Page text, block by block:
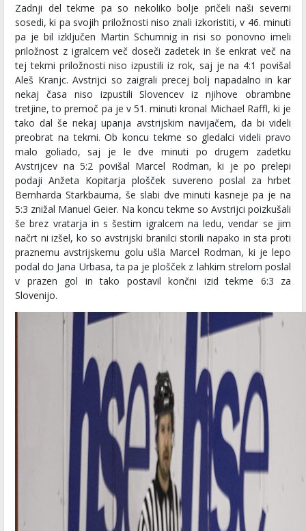
Zadnji del tekme pa so nekoliko bolje pričeli naši severni
sosedi, ki pa svojih priložnosti niso znali izkoristiti, v 46. minuti
pa je bil izključen Martin Schumnig in risi so ponovno imeli
priložnost z igralcem več doseči zadetek in še enkrat več na
tej tekmi priložnosti niso izpustili iz rok, saj je na 4:1 povišal
Aleš Kranjc. Avstrijci so zaigrali precej bolj napadalno in kar
nekaj časa niso izpustili Slovencev iz njihove obrambne
tretjine, to premoč pa je v 51. minuti kronal Michael Raffl, ki je
tako dal še nekaj upanja avstrijskim navijačem, da bi videli
preobrat na tekmi. Ob koncu tekme so gledalci videli pravo
malo goliado, saj je le dve minuti po drugem zadetku
Avstrijcev na 5:2 povišal Marcel Rodman, ki je po prelepi
podaji Anžeta Kopitarja plošček suvereno poslal za hrbet
Bernharda Starkbauma, še slabi dve minuti kasneje pa je na
5:3 znižal Manuel Geier. Na koncu tekme so Avstrijci poizkušali
še brez vratarja in s šestim igralcem na ledu, vendar se jim
načrt ni izšel, ko so avstrijski branilci storili napako in sta proti
praznemu avstrijskemu golu ušla Marcel Rodman, ki je lepo
podal do Jana Urbasa, ta pa je plošček z lahkim strelom poslal
v prazen gol in tako postavil končni izid tekme 6:3 za
Slovenijo.